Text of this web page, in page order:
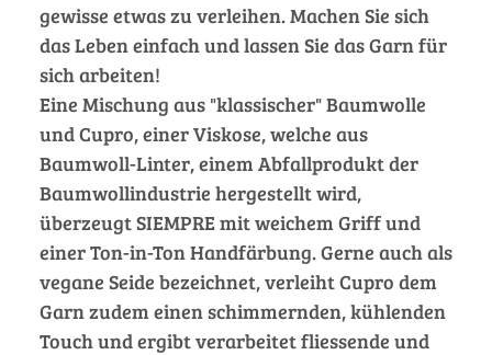
gewisse etwas zu verleihen. Machen Sie sich
das Leben einfach und lassen Sie das Garn für
sich arbeiten!
Eine Mischung aus "klassischer" Baumwolle
und Cupro, einer Viskose, welche aus
Baumwoll-Linter, einem Abfallprodukt der
Baumwollindustrie hergestellt wird,
überzeugt SIEMPRE mit weichem Griff und
einer Ton-in-Ton Handfärbung. Gerne auch als
vegane Seide bezeichnet, verleiht Cupro dem
Garn zudem einen schimmernden, kühlenden
Touch und ergibt verarbeitet fliessende und